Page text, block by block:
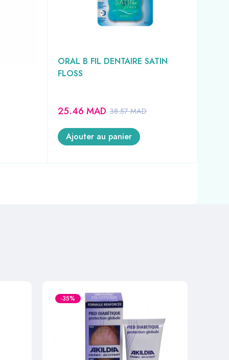
ORAL B FIL DENTAIRE SATIN
FLOSS
38.57MAD
25.46 MAD
Ajouter au panier
-35%